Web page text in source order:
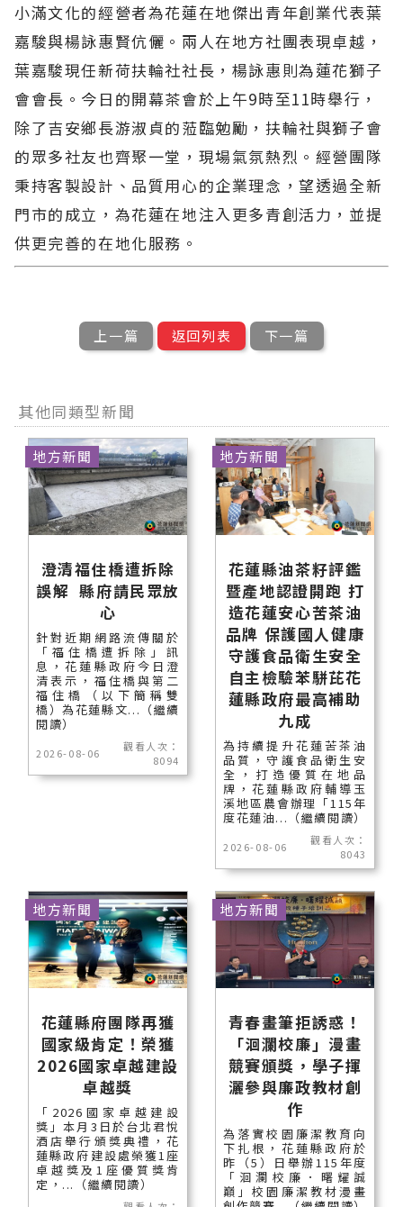
小滿文化的經營者為花蓮在地傑出青年創業代表葉
嘉駿與楊詠惠賢伉儷。兩人在地方社團表現卓越，
葉嘉駿現任新荷扶輪社社長，楊詠惠則為蓮花獅子
會會長。今日的開幕茶會於上午9時至11時舉行，
除了吉安鄉長游淑貞的蒞臨勉勵，扶輪社與獅子會
的眾多社友也齊聚一堂，現場氣氛熱烈。經營團隊
秉持客製設計、品質用心的企業理念，望透過全新
門市的成立，為花蓮在地注入更多青創活力，並提
供更完善的在地化服務。
上一篇 返回列表 下一篇
其他同類型新聞
澄清福住橋遭拆除
誤解 縣府請民眾放
心
針對近期網路流傳關於
「福住橋遭拆除」訊
息，花蓮縣政府今日澄
清表示，福住橋與第二
福住橋（以下簡稱雙
橋）為花蓮縣文...（繼續
閱讀）
2026-08-06
觀看人次：
8094
地方新聞
花蓮縣油茶籽評鑑
暨產地認證開跑 打
造花蓮安心苦茶油
品牌 保護國人健康
守護食品衛生安全
自主檢驗苯駢芘花
蓮縣政府最高補助
九成
為持續提升花蓮苦茶油
品質，守護食品衛生安
全，打造優質在地品
牌，花蓮縣政府輔導玉
溪地區農會辦理「115年
度花蓮油...（繼續閱讀）
2026-08-06
觀看人次：
8043
地方新聞
花蓮縣府團隊再獲
國家級肯定！榮獲
2026國家卓越建設
卓越獎
「2026國家卓越建設
獎」本月3日於台北君悅
酒店舉行頒獎典禮，花
蓮縣政府建設處榮獲1座
卓越獎及1座優質獎肯
定，...（繼續閱讀）
地方新聞
青春畫筆拒誘惑！
「洄瀾校廉」漫畫
競賽頒獎，學子揮
灑參與廉政教材創
作
為落實校園廉潔教育向
下扎根，花蓮縣政府於
昨（5）日舉辦115年度
「洄瀾校廉．曙耀誠
巔」校園廉潔教材漫畫
地方新聞